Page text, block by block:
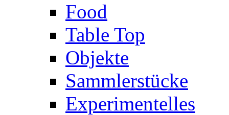
Food
Table Top
Objekte
Sammlerstücke
Experimentelles